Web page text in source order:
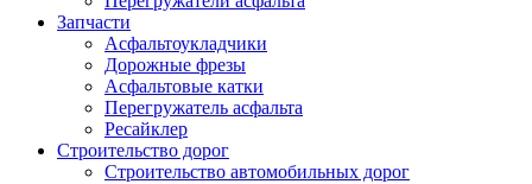
Запчасти
Асфальтоукладчики
Дорожные фрезы
Асфальтовые катки
Перегружатель асфальта
Ресайклер
Строительство дорог
Строительство автомобильных дорог